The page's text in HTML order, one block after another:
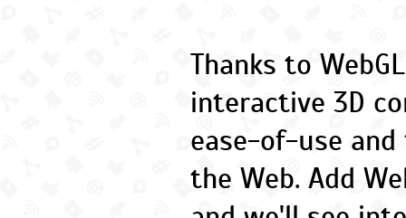
Thanks to
interactive 3D
ease-of-use
the Web. Add